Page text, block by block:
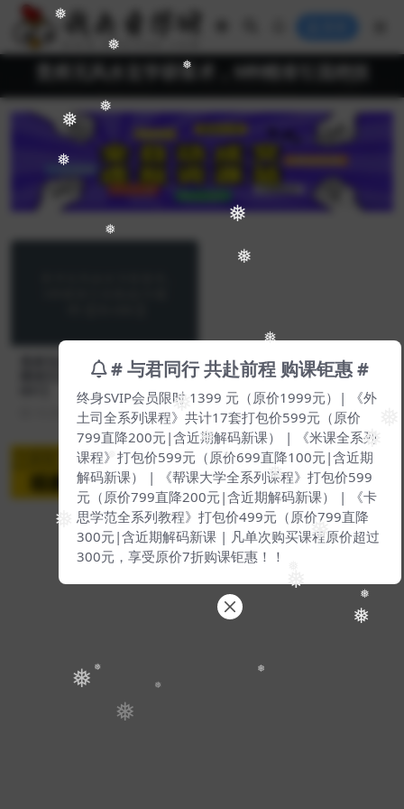
❅
❅
❅
❅
❅
❅
❅
❅ ❅
❅
❅
❅
❅
❅
❅
❅
❅
❅
❅
❅
❅
❅
❅
贵师兄风水玄学获客术，9种精准引流绝技
贵师兄风水玄学获客术，9种
精准引流绝技(专题课)【Dh-0
12 19
Copyright © 2024我去自学网- All rights reserved
粤ICP备2018075987-4号
# 与君同行 共赴前程 购课钜惠 #
终身SVIP会员限时 1399 元（原价1999元）| 《外
土司全系列课程》共计17套打包价599元（原价
799直降200元|含近期解码新课） | 《米课全系列
课程》打包价599元（原价699直降100元|含近期
解码新课） | 《帮课大学全系列课程》打包价599
元（原价799直降200元|含近期解码新课） | 《卡
思学范全系列教程》打包价499元（原价799直降
300元|含近期解码新课 | 凡单次购买课程原价超过
300元，享受原价7折购课钜惠！！